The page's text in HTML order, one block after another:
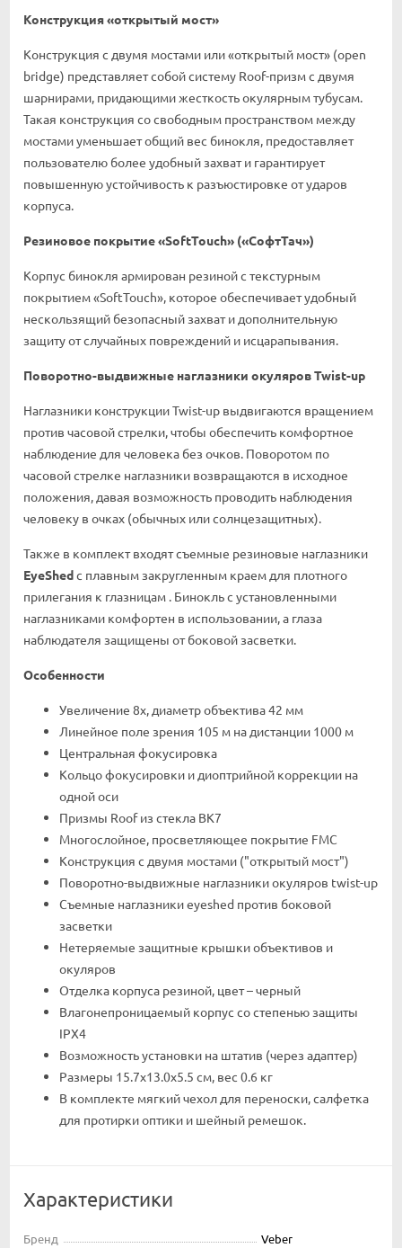
Конструкция «открытый мост»
Конструкция с двумя мостами или «открытый мост» (open
bridge) представляет собой систему Roof-призм с двумя
шарнирами, придающими жесткость окулярным тубусам.
Такая конструкция со свободным пространством между
мостами уменьшает общий вес бинокля, предоставляет
пользователю более удобный захват и гарантирует
повышенную устойчивость к разъюстировке от ударов
корпуса.
Резиновое покрытие «SoftTouch» («СофтТач»)
Корпус бинокля армирован резиной с текстурным
покрытием «SoftTouch», которое обеспечивает удобный
нескользящий безопасный захват и дополнительную
защиту от случайных повреждений и исцарапывания.
Поворотно-выдвижные наглазники окуляров Twist-up
Наглазники конструкции Twist-up выдвигаются вращением
против часовой стрелки, чтобы обеспечить комфортное
наблюдение для человека без очков. Поворотом по
часовой стрелке наглазники возвращаются в исходное
положения, давая возможность проводить наблюдения
человеку в очках (обычных или солнцезащитных).
Также в комплект входят съемные резиновые наглазники
EyeShedс плавным закругленным краем для плотного
прилегания к глазницам . Бинокль с установленными
наглазниками комфортен в использовании, а глаза
наблюдателя защищены от боковой засветки.
Особенности
Увеличение 8х, диаметр объектива 42 мм
Линейное поле зрения 105 м на дистанции 1000 м
Центральная фокусировка
Кольцо фокусировки и диоптрийной коррекции на
одной оси
Призмы Roof из стекла BК7
Многослойное, просветляющее покрытие FMC
Конструкция с двумя мостами ("открытый мост")
Поворотно-выдвижные наглазники окуляров twist-up
Съемные наглазники eyeshed против боковой
засветки
Нетеряемые защитные крышки объективов и
окуляров
Отделка корпуса резиной, цвет – черный
Влагонепроницаемый корпус со степенью защиты
IPX4
Возможность установки на штатив (через адаптер)
Размеры 15.7x13.0х5.5 см, вес 0.6 кг
В комплекте мягкий чехол для переноски, салфетка
для протирки оптики и шейный ремешок.
Характеристики
Бренд
Veber